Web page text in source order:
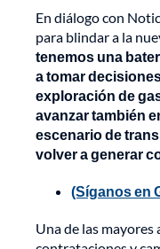
En diálogo con
para blindar a la
tenemos una
a tomar
exploración de
avanzar también
escenario de
volver a generar
(Síganos en
Una de las